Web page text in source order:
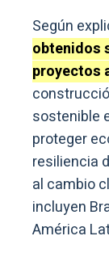
Según
obtenidos
proyectos
sostenible
proteger
resiliencia
al cambio
incluyen
América